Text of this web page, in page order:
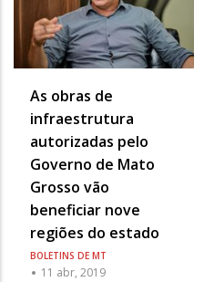
As obras de
infraestrutura
autorizadas pelo
Governo de Mato
Grosso vão
beneficiar nove
regiões do estado
BOLETINS DE MT
11 abr, 2019